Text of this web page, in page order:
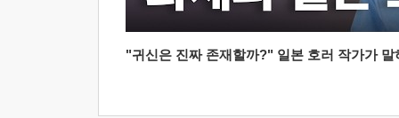
"귀신은 진짜 존재할까?" 일본 호러 작가가